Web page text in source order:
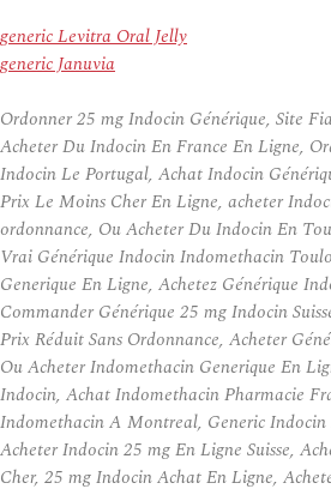
generic Levitra Oral Jelly
generic Januvia
Ordonner 25 mg Indocin Générique, Site
Acheter Du Indocin En France En Ligne,
Indocin Le Portugal, Achat Indocin
Prix Le Moins Cher En Ligne, acheter
ordonnance, Ou Acheter Du Indocin En
Vrai Générique Indocin Indomethacin
Generique En Ligne, Achetez Générique
Commander Générique 25 mg Indocin
Prix Réduit Sans Ordonnance, Acheter
Ou Acheter Indomethacin Generique En
Indocin, Achat Indomethacin Pharmacie
Indomethacin A Montreal, Generic Indocin
Acheter Indocin 25 mg En Ligne Suisse,
Cher, 25 mg Indocin Achat En Ligne,